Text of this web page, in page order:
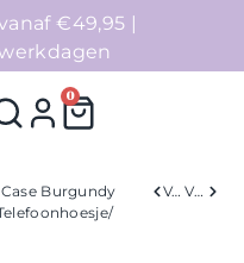
€49,95 |
0
Burgundy
Verleden Volgend